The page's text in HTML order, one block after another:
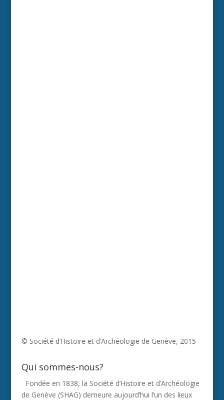
© Société d’Histoire et d’Archéologie de Genève, 2015
Qui sommes-nous?
Fondée en 1838, la Société d’Histoire et d’Archéologie
de Genève (SHAG) demeure aujourd’hui l’un des lieux